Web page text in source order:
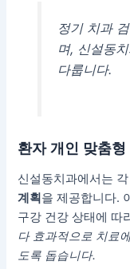
정기 치과
며, 신설동
다룹니다.
환자 개인 맞춤형
신설동치과에서는
계획을 제공합니다.
구강 건강 상태에 따
다 효과적으로 치료
도록 돕습니다.